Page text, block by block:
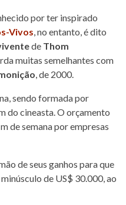
por ter inspirado
Vivos, no entanto, é dito
de Thom
muitas semelhantes com
, de 2000.
sendo formada por
do cineasta. O orçamento
de semana por empresas
de seus ganhos para que
de US$ 30.000, ao